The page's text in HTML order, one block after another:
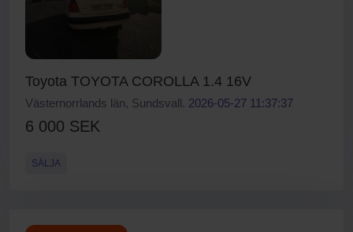
Toyota TOYOTA COROLLA 1.4 16V
Västernorrlands län, Sundsvall. 2026-05-27 11:37:37
6 000 SEK
SÄLJA